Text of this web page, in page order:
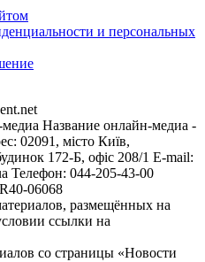
и персональных
Название онлайн-медиа -
02091, місто Київ,
172-Б, офіс 208/1 E-mail:
Телефон: 044-205-43-00
06068
размещённых на
ссылки на
со страницы «Новости